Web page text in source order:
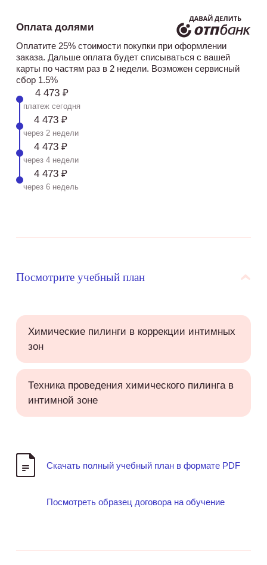
Оплата долями
Оплатите 25% стоимости покупки при оформлении
заказа. Дальше оплата будет списываться с вашей
карты по частям раз в 2 недели. Возможен сервисный
сбор 1.5%
4 473 ₽
платеж сегодня
4 473 ₽
через 2 недели
4 473 ₽
через 4 недели
4 473 ₽
через 6 недель
Посмотрите учебный план
Химические пилинги в коррекции интимных
зон
Техника проведения химического пилинга в
интимной зоне
Скачать полный учебный план в формате PDF
Посмотреть образец договора на обучение